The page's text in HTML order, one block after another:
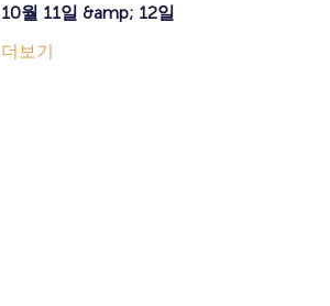
10월 11일 &amp; 12일
더보기